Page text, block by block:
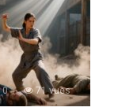
0 71 vues